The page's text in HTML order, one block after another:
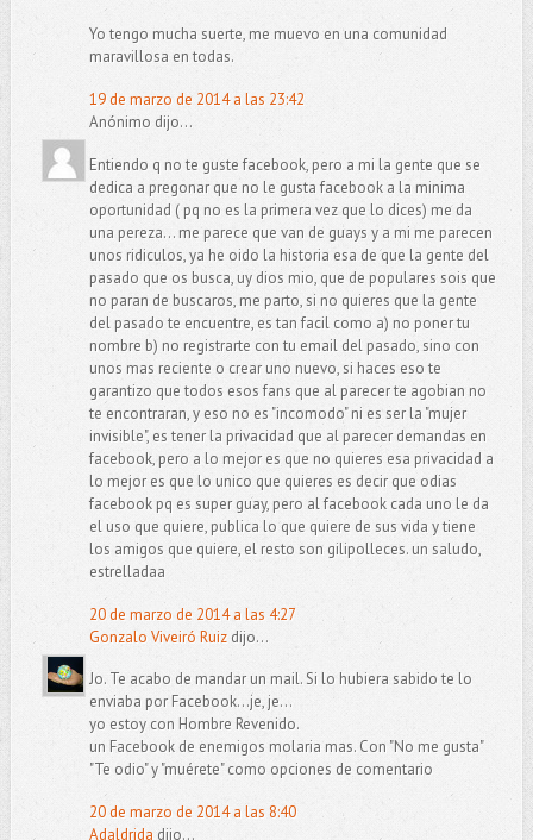
Yo tengo mucha suerte, me muevo en una comunidad
maravillosa en todas.
19 de marzo de 2014 a las 23:42
Anónimo dijo...
Entiendo q no te guste facebook, pero a mi la gente que se
dedica a pregonar que no le gusta facebook a la minima
oportunidad ( pq no es la primera vez que lo dices) me da
una pereza... me parece que van de guays y a mi me parecen
unos ridiculos, ya he oido la historia esa de que la gente del
pasado que os busca, uy dios mio, que de populares sois que
no paran de buscaros, me parto, si no quieres que la gente
del pasado te encuentre, es tan facil como a) no poner tu
nombre b) no registrarte con tu email del pasado, sino con
unos mas reciente o crear uno nuevo, si haces eso te
garantizo que todos esos fans que al parecer te agobian no
te encontraran, y eso no es "incomodo" ni es ser la "mujer
invisible", es tener la privacidad que al parecer demandas en
facebook, pero a lo mejor es que no quieres esa privacidad a
lo mejor es que lo unico que quieres es decir que odias
facebook pq es super guay, pero al facebook cada uno le da
el uso que quiere, publica lo que quiere de sus vida y tiene
los amigos que quiere, el resto son gilipolleces. un saludo,
estrelladaa
20 de marzo de 2014 a las 4:27
Gonzalo Viveiró Ruizdijo...
Jo. Te acabo de mandar un mail. Si lo hubiera sabido te lo
enviaba por Facebook...je, je...
yo estoy con Hombre Revenido.
un Facebook de enemigos molaria mas. Con "No me gusta"
"Te odio" y "muérete" como opciones de comentario
20 de marzo de 2014 a las 8:40
Adaldrida dijo...